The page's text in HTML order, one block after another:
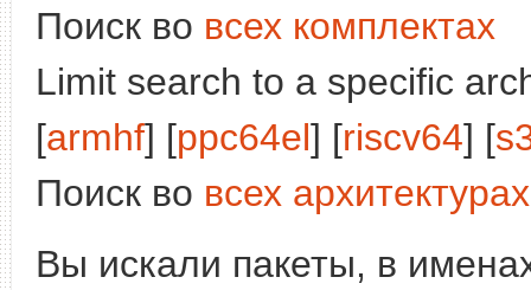
Поиск во всех комплектах
Limit search to a specific
[armhf] [ppc64el] [riscv64] [
Поиск во всех архитектурах
Вы искали пакеты, в